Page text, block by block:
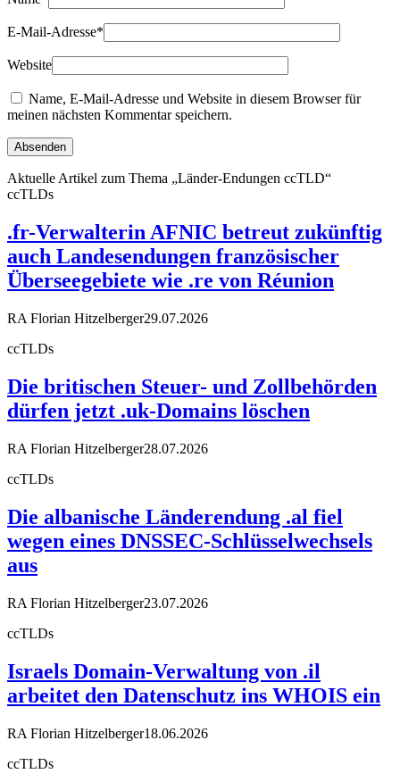
E-Mail-Adresse*
Website
Name, E-Mail-Adresse und Website in diesem Browser für
meinen nächsten Kommentar speichern.
Aktuelle Artikel zum Thema „Länder-Endungen ccTLD“
ccTLDs
.fr-Verwalterin AFNIC betreut zukünftig
auch Landesendungen französischer
Überseegebiete wie .re von Réunion
RA Florian Hitzelberger29.07.2026
ccTLDs
Die britischen Steuer- und Zollbehörden
dürfen jetzt .uk-Domains löschen
RA Florian Hitzelberger28.07.2026
ccTLDs
Die albanische Länderendung .al fiel
wegen eines DNSSEC-Schlüsselwechsels
aus
RA Florian Hitzelberger23.07.2026
ccTLDs
Israels Domain-Verwaltung von .il
arbeitet den Datenschutz ins WHOIS ein
RA Florian Hitzelberger18.06.2026
ccTLDs